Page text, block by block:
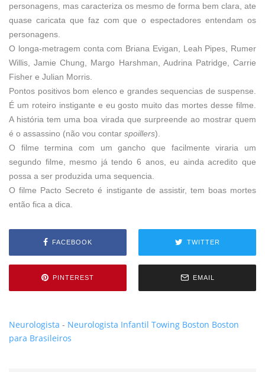
personagens, mas caracteriza os mesmo de forma bem clara, ate
quase caricata que faz com que o espectadores entendam os
personagens.
O longa-metragem conta com Briana Evigan, Leah Pipes, Rumer
Willis, Jamie Chung, Margo Harshman, Audrina Patridge, Carrie
Fisher e Julian Morris.
Pontos positivos bom elenco e grandes sequencias de suspense.
É um roteiro instigante e eu gosto muito das mortes desse filme.
A história tem uma boa virada que surpreende ao mostrar quem
é o assassino (não vou contar spoillers).
O filme termina com um gancho que facilmente viraria um
segundo filme, mesmo já tendo 6 anos, eu ainda acredito que
possa a ser produzida uma sequencia.
O filme Pacto Secreto é instigante de assistir, tem boas mortes
então fica a dica.
FACEBOOK TWITTER
PINTEREST EMAIL
Neurologista - Neurologista Infantil Towing Boston Boston
para Brasileiros